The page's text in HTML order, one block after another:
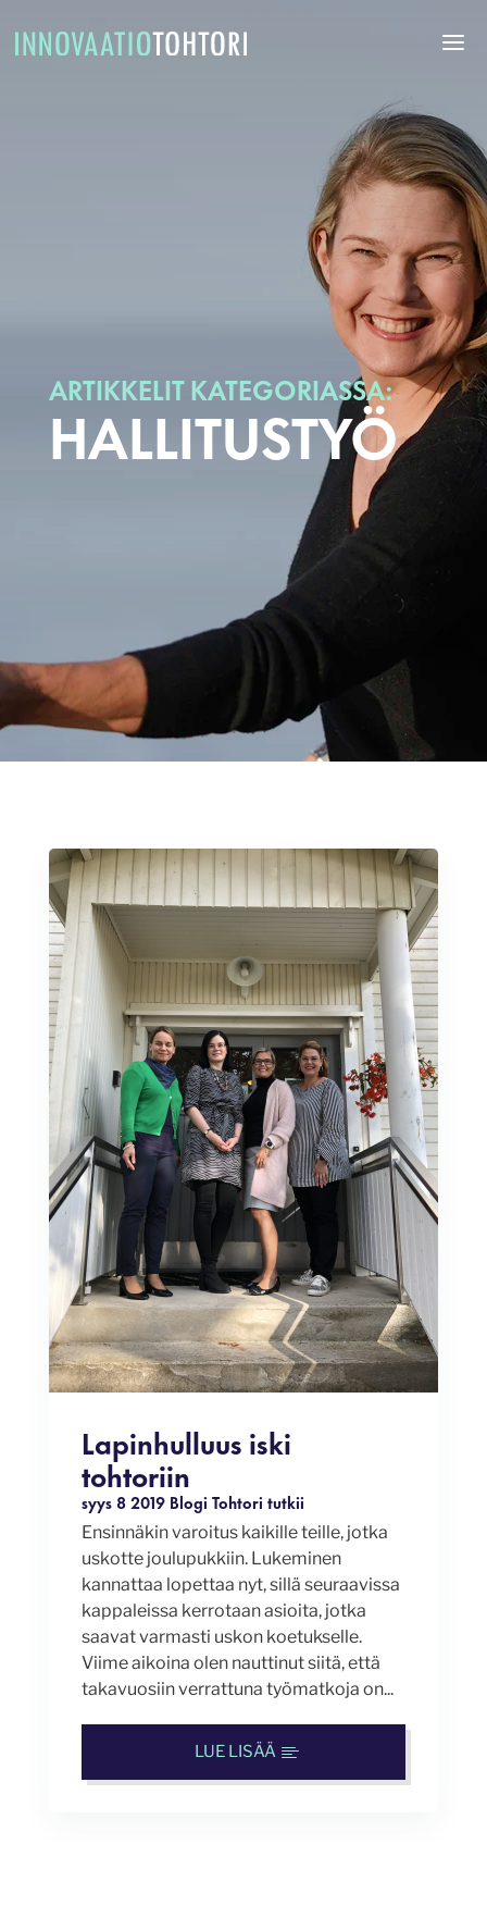
ARTIKKELIT KATEGORIASSA:
HALLITUSTYÖ
Lapinhulluus iski
tohtoriin
syys 8 2019 Blogi Tohtori tutkii
Ensinnäkin varoitus kaikille teille, jotka
uskotte joulupukkiin. Lukeminen
kannattaa lopettaa nyt, sillä seuraavissa
kappaleissa kerrotaan asioita, jotka
saavat varmasti uskon koetukselle.
Viime aikoina olen nauttinut siitä, että
takavuosiin verrattuna työmatkoja on...
LUE LISÄÄ